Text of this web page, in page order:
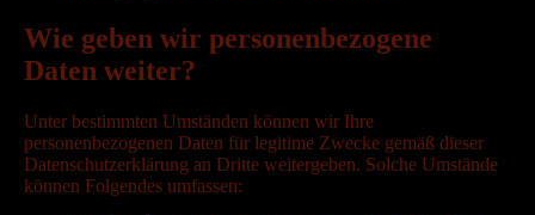
Wie geben wir personenbezogene
Daten weiter?
Unter bestimmten Umständen können wir Ihre
personenbezogenen Daten für legitime Zwecke gemäß dieser
Datenschutzerklärung an Dritte weitergeben. Solche Umstände
können Folgendes umfassen: